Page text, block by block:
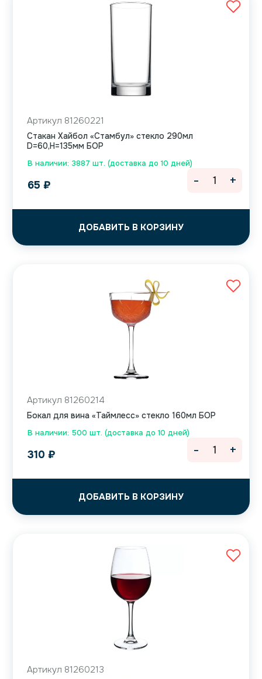
В наличии: 3887 шт. (доставка до 10 дней)
Артикул 81260221
Стакан Хайбол «Стамбул» стекло 290мл
D=60,H=135мм БОР
65 ₽
ДОБАВИТЬ В КОРЗИНУ
- +
В наличии: 500 шт. (доставка до 10 дней)
Артикул 81260214
Бокал для вина «Таймлесс» стекло 160мл БОР
310 ₽
ДОБАВИТЬ В КОРЗИНУ
- +
Артикул 81260213